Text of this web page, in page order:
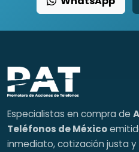
Especialistas en compra de
Teléfonos de México
inmediato, cotización justa